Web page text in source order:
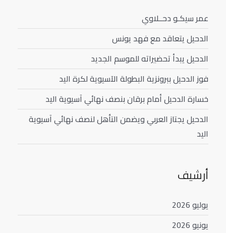
عمر سيكـو دحــلاوي
الدحيل يتعاقد مع فهد يونس
الدحيل يبدأ تحضيراته للموسم الجديد
فوز الدحيل ببرونزية البطولة الآسيوية لكرة اليد
خسارة الدحيل أمام برقان بنصف نهائي آسيوية اليد
الدحيل يجتاز العربي ويضمن التأهل لنصف نهائي آسيوية
اليد
أرشيف
يوليو 2026
يونيو 2026